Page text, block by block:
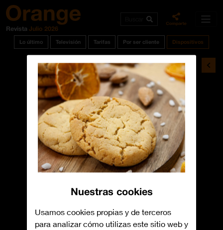
RevistaJulio 2026
Lo último Televisión Tarifas Por ser cliente Dispositivos
Nuestras cookies
Usamos cookies propias y de terceros
para analizar cómo utilizas este sitio web y